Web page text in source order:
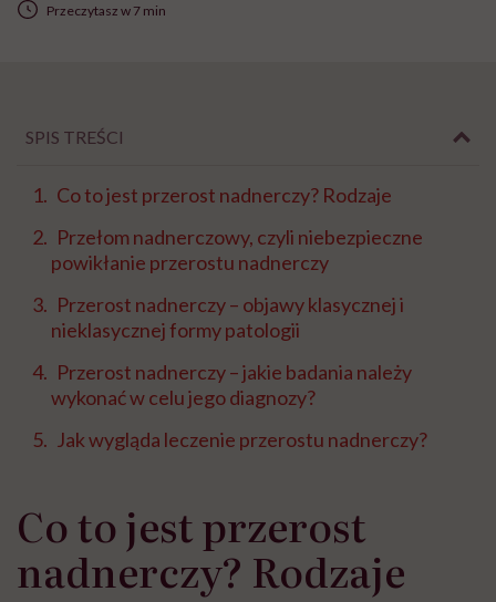
Przeczytasz w 7 min
SPIS TREŚCI
Co to jest przerost nadnerczy? Rodzaje
Przełom nadnerczowy, czyli niebezpieczne
powikłanie przerostu nadnerczy
Przerost nadnerczy – objawy klasycznej i
nieklasycznej formy patologii
Przerost nadnerczy – jakie badania należy
wykonać w celu jego diagnozy?
Jak wygląda leczenie przerostu nadnerczy?
Co to jest przerost
nadnerczy? Rodzaje